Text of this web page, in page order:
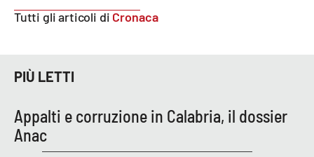
Apple
Tutti gli articoli di Cronaca
PIÙ LETTI
Appalti e corruzione in Calabria, il dossier
Anac